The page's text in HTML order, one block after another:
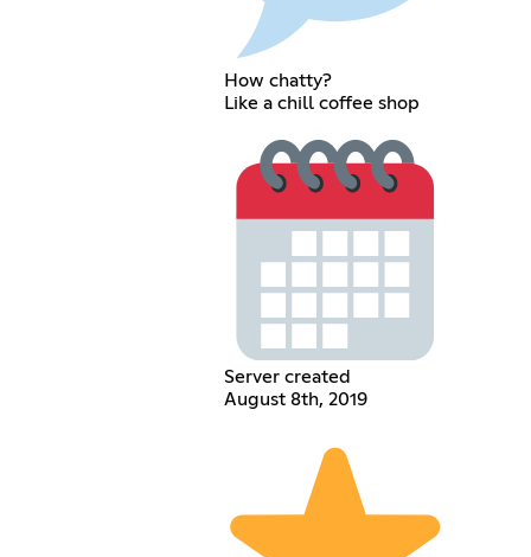
How chatty?
Like a chill coffee shop
Server created
August 8th, 2019